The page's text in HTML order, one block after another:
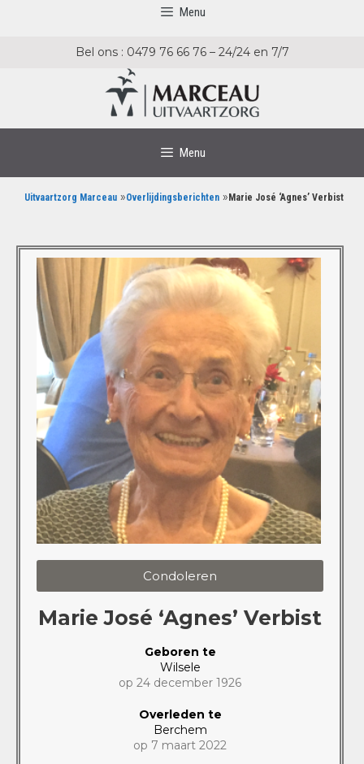
Menu
Bel ons : 0479 76 66 76 – 24/24 en 7/7
Menu
Uitvaartzorg Marceau »Overlijdingsberichten »Marie José ‘Agnes’ Verbist
Condoleren
Marie José ‘Agnes’ Verbist
Geboren te
Wilsele
op 24 december 1926
Overleden te
Berchem
op 7 maart 2022